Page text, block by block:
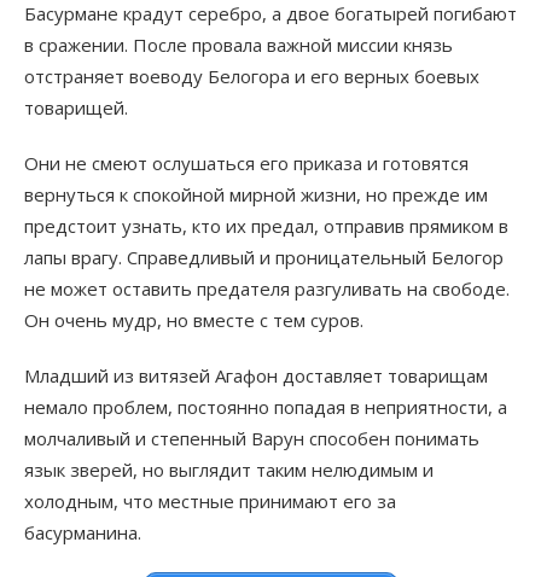
Басурмане крадут серебро, а двое богатырей погибают
в сражении. После провала важной миссии князь
отстраняет воеводу Белогора и его верных боевых
товарищей.
Они не смеют ослушаться его приказа и готовятся
вернуться к спокойной мирной жизни, но прежде им
предстоит узнать, кто их предал, отправив прямиком в
лапы врагу. Справедливый и проницательный Белогор
не может оставить предателя разгуливать на свободе.
Он очень мудр, но вместе с тем суров.
Младший из витязей Агафон доставляет товарищам
немало проблем, постоянно попадая в неприятности, а
молчаливый и степенный Варун способен понимать
язык зверей, но выглядит таким нелюдимым и
холодным, что местные принимают его за
басурманина.